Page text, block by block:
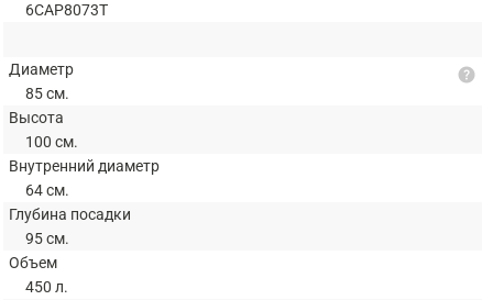
6CAP8073T
Диаметр
85 см.
Высота
100 см.
Внутренний диаметр
64 см.
Глубина посадки
95 см.
Объем
450 л.
help